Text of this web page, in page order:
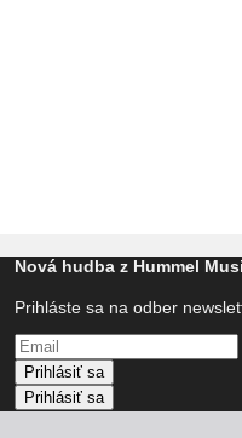
Nová hudba z Hummel
Prihláste sa na odber
Prihlásiť sa
Prihlásiť sa